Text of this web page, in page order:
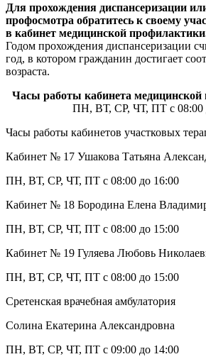
Для прохождения диспансеризации
профосмотра обратитесь к своему
в кабинет медицинской
Годом прохождения диспансеризации
год, в котором гражданин достигает
возраста.
Часы работы кабинета
ПН, ВТ, СР, ЧТ, ПТ с 08:00
Часы работы кабинетов участковых
Кабинет № 17 Ушакова Татьяна
ПН, ВТ, СР, ЧТ, ПТ с 08:00 до 16:00
Кабинет № 18 Бородина Елена
ПН, ВТ, СР, ЧТ, ПТ с 08:00 до 15:00
Кабинет № 19 Гуляева Любовь
ПН, ВТ, СР, ЧТ, ПТ с 08:00 до 15:00
Сретенская врачебная амбулатория
Солина Екатерина Александровна
ПН, ВТ, СР, ЧТ, ПТ с 09:00 до 14:00